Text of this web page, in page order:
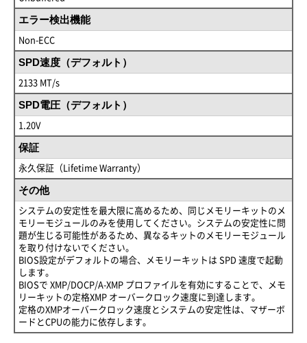
エラー検出機能
Non-ECC
SPD速度（デフォルト）
2133 MT/s
SPD電圧（デフォルト）
1.20V
保証
永久保証（Lifetime Warranty）
その他
システムの安定性を最大限に高めるため、同じメモリーキットのメ
モリーモジュールのみを使用してください。システムの安定性に問
題が生じる可能性があるため、異なるキットのメモリーモジュール
を取り付けないでください。
BIOS設定がデフォルトの場合、メモリーキットは SPD 速度で起動
します。
BIOSで XMP/DOCP/A-XMP プロファイルを有効にすることで、メモ
リーキットの定格XMP オーバークロック速度に到達します。
定格のXMPオーバークロック速度とシステムの安定性は、マザーボ
ードとCPUの能力に依存します。